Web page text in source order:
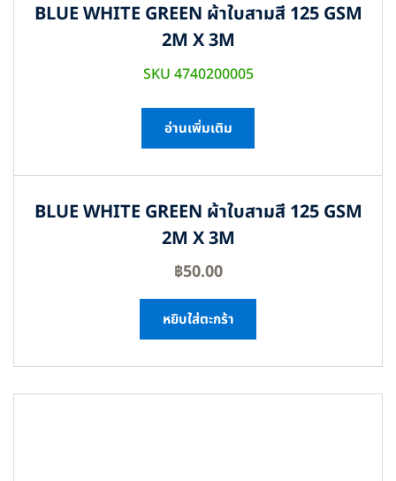
BLUE WHITE GREEN ผ้าใบสามสี 125 GSM
2M X 3M
SKU 4740200005
อ่านเพิ่มเติม
BLUE WHITE GREEN ผ้าใบสามสี 125 GSM
2M X 3M
฿50.00
หยิบใส่ตะกร้า